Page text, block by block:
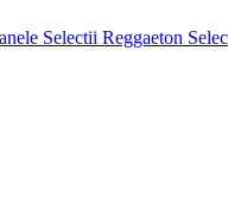
Selectii Reggaeton